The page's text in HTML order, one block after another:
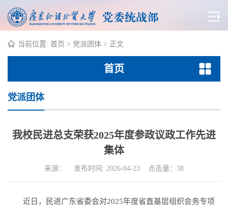
当前位置: 首页 > 党派团体 > 正文
首页
党派团体
我校民进总支荣获2025年度参政议政工作先进
集体
来源： 发布时间: 2026-04-23 点击量： 38
近日，民进广东省委会对2025年度省直基层组织会务专项